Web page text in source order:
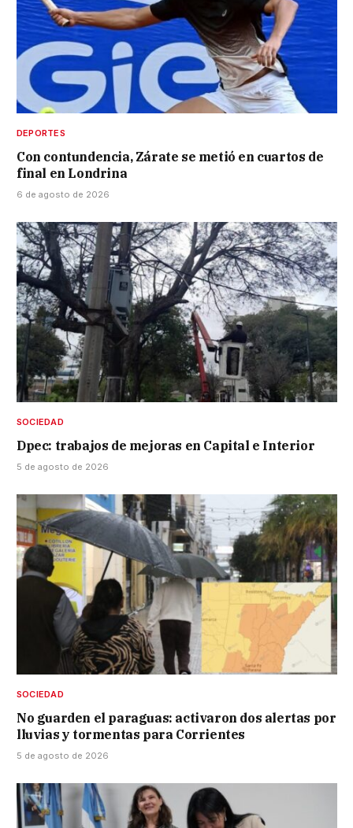
DEPORTES
Con contundencia, Zárate se metió en cuartos de
final en Londrina
6 de agosto de 2026
SOCIEDAD
Dpec: trabajos de mejoras en Capital e Interior
5 de agosto de 2026
SOCIEDAD
No guarden el paraguas: activaron dos alertas por
lluvias y tormentas para Corrientes
5 de agosto de 2026